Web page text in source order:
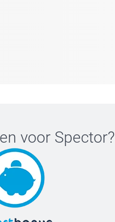
voor Spector?